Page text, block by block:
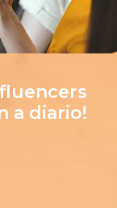
a diario!